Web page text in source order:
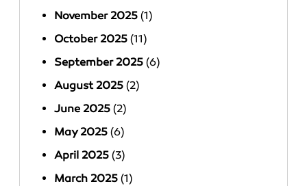
November 2025 (1)
October 2025 (11)
September 2025 (6)
August 2025 (2)
June 2025 (2)
May 2025 (6)
April 2025 (3)
March 2025 (1)